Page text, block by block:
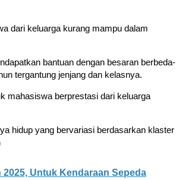
dari keluarga kurang mampu dalam
bantuan dengan besaran berbeda-
tergantung jenjang dan kelasnya.
mahasiswa berprestasi dari keluarga
hidup yang bervariasi berdasarkan klaster
Untuk Kendaraan Sepeda